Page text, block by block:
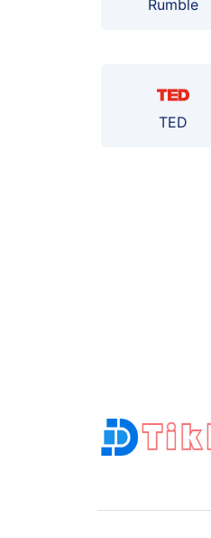
Rumble
TED